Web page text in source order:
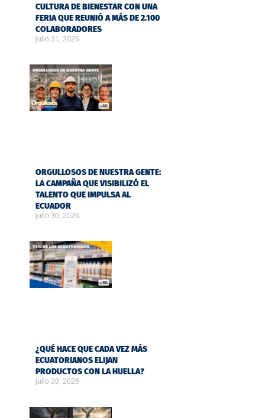
CULTURA DE BIENESTAR CON UNA
FERIA QUE REUNIÓ A MÁS DE 2.100
COLABORADORES
julio 31, 2026
ORGULLOSOS DE NUESTRA GENTE:
LA CAMPAÑA QUE VISIBILIZÓ EL
TALENTO QUE IMPULSA AL
ECUADOR
julio 30, 2026
¿QUÉ HACE QUE CADA VEZ MÁS
ECUATORIANOS ELIJAN
PRODUCTOS CON LA HUELLA?
julio 20, 2026